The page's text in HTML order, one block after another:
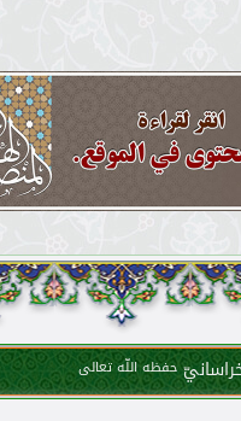
حفظه اللّه تعالى